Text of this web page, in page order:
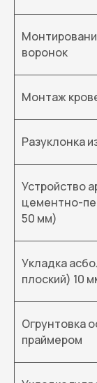
воронок
Монтаж
Разуклонка
Устройство
цементно-
50 мм)
Укладка
плоский) 10
Огрунтовка
праймером